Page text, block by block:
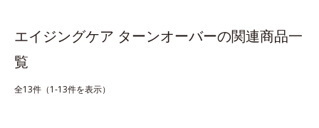
エイジングケア ターンオーバーの関連商品一
覧
全13件（1-13件を表示）